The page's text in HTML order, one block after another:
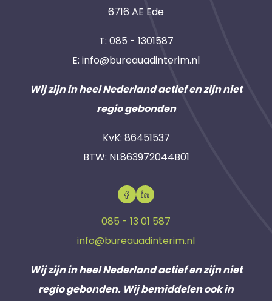
6716 AE Ede
T: 085 - 1301587
E: info@bureauadinterim.nl
Wij zijn in heel Nederland actief en zijn niet
regio gebonden
KvK: 86451537
BTW: NL863972044B01
085 - 13 01 587
info@bureauadinterim.nl
Wij zijn in heel Nederland actief en zijn niet
regio gebonden. Wij bemiddelen ook in